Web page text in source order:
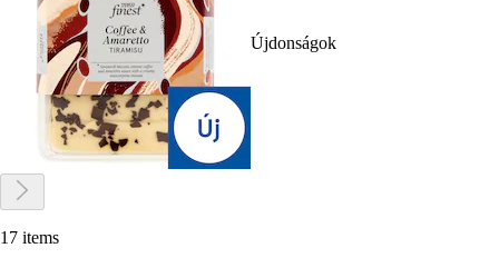
Újdonságok
17 items